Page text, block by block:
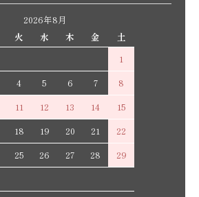
2026年8月
火 水 木 金
土
1
4 5 6 7
8
11 12 13 14
15
18 19 20 21
22
25 26 27 28
29